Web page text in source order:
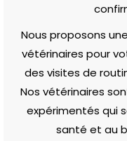
Nous proposons
vétérinaires pour
des visites de
Nos vétérinaires
expérimentés qui
santé et au